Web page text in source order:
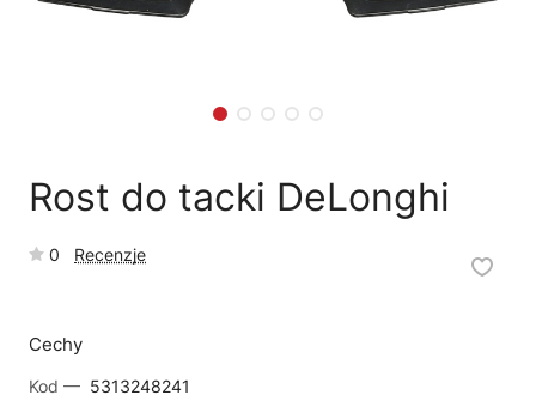
Rost do tacki DeLonghi
0 Recenzje
Cechy
Kod — 5313248241